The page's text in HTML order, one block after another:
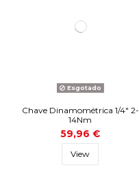
Esgotado
Chave Dinamométrica 1/4" 2-
14Nm
59,96 €
View